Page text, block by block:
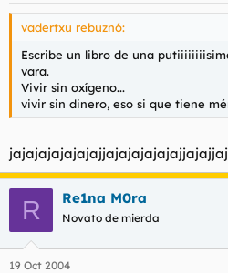
vadertxu rebuznó:
Escribe un libro de una
vara.
Vivir sin oxígeno...
vivir sin dinero, eso si que tiene
R Re1na M0ra
Novato de mierda
19 Oct 2004